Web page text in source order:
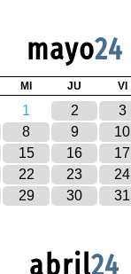
mayo24
MI JU VI
1 2 3
8 9 10
15 16 17
22 23 24
29 30 31
abril24